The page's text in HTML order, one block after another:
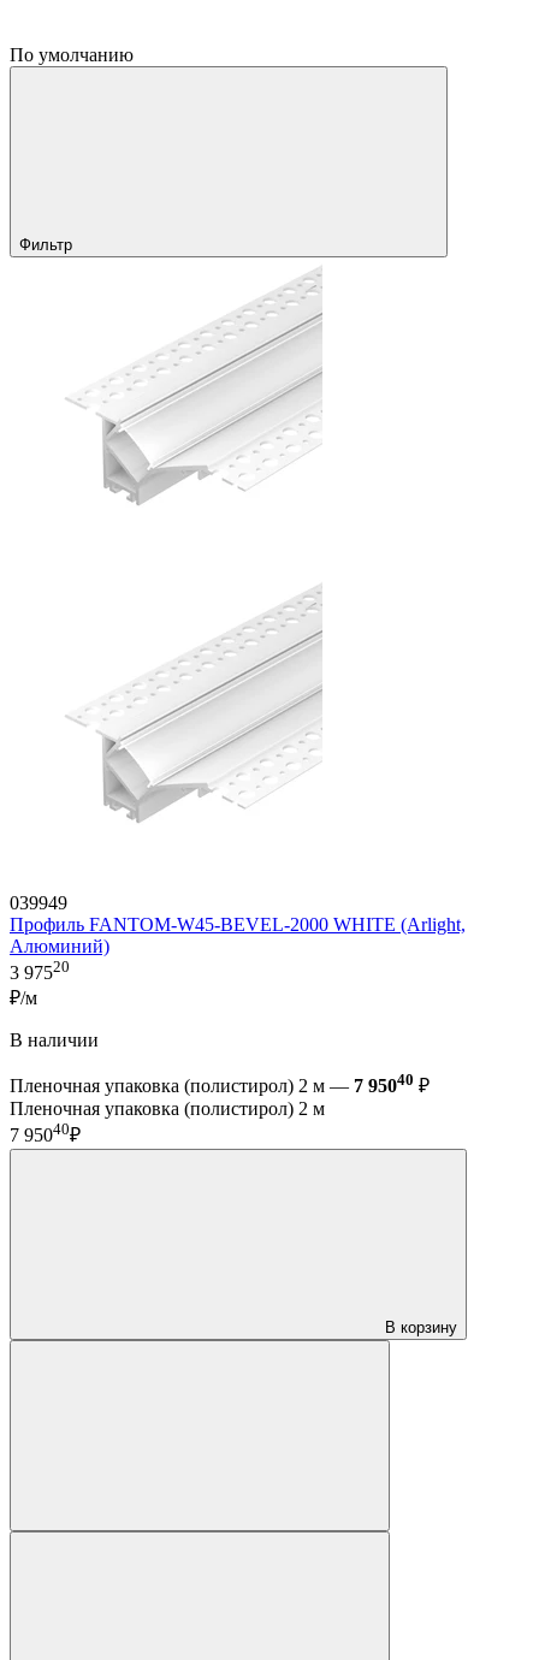
По умолчанию
Фильтр
039949
Профиль FANTOM-W45-BEVEL-2000 WHITE (Arlight,
Алюминий)
3 97520
₽/м
В наличии
Пленочная упаковка (полистирол) 2 м — 7 95040 ₽
Пленочная упаковка (полистирол) 2 м
7 95040₽
В корзину